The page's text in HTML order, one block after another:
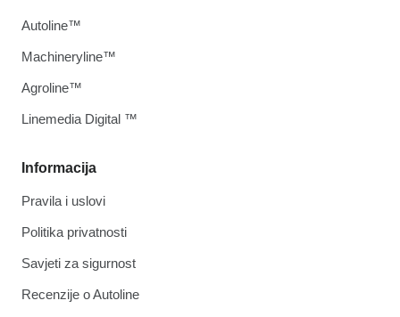
Informacija
Pravila i uslovi
Politika privatnosti
Savjeti za sigurnost
Recenzije o Autoline
Autoline™
Machineryline™
Agroline™
Linemedia Digital ™